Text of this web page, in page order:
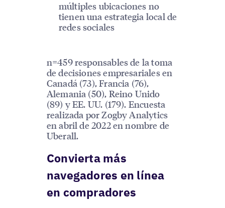
múltiples ubicaciones no
tienen una estrategia local de
redes sociales
n=459 responsables de la toma
de decisiones empresariales en
Canadá (73), Francia (76),
Alemania (50), Reino Unido
(89) y EE. UU. (179). Encuesta
realizada por Zogby Analytics
en abril de 2022 en nombre de
Uberall.
Convierta más
navegadores en línea
en compradores